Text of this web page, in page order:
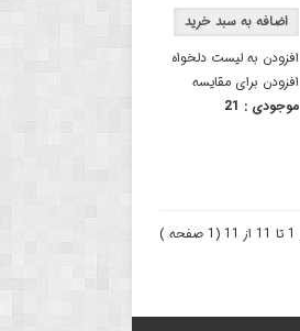
افزودن به لیست دلخواه
افزودن برای مقایسه
موجودی : 21